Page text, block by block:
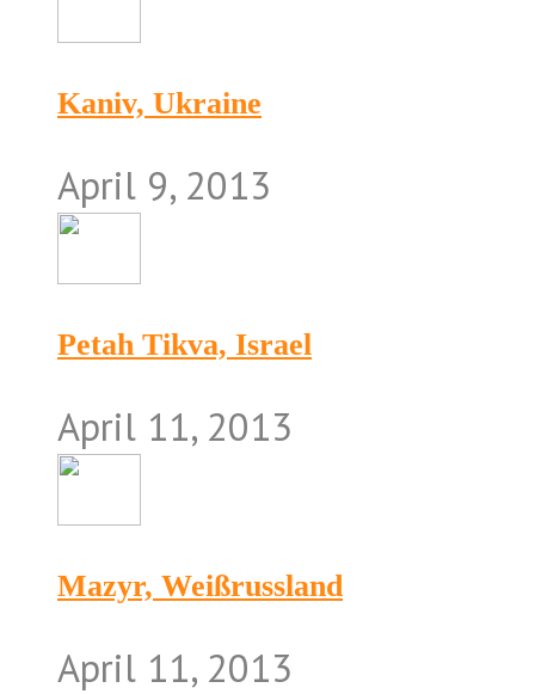
Kaniv, Ukraine
April 9, 2013
Petah Tikva, Israel
April 11, 2013
Mazyr, Weißrussland
April 11, 2013